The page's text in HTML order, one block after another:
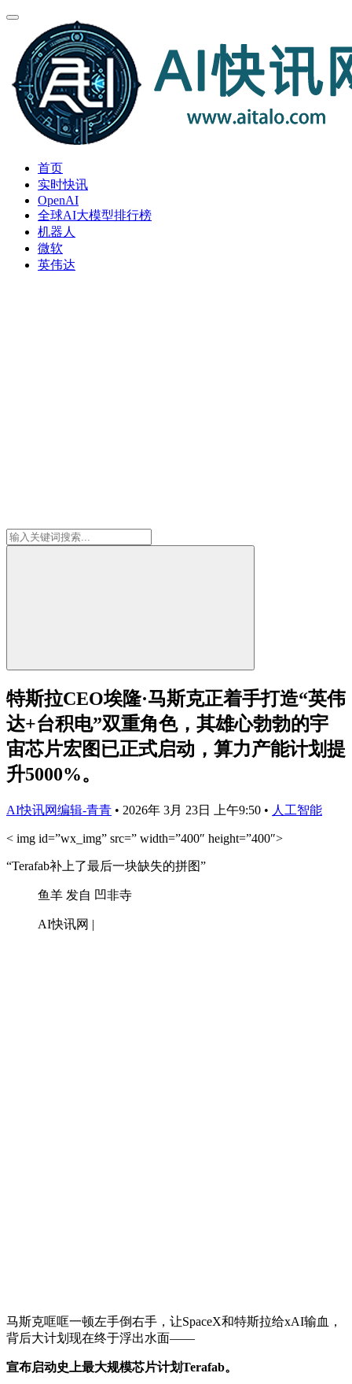
首页
实时快讯
OpenAI
全球AI大模型排行榜
机器人
微软
英伟达
特斯拉CEO埃隆·马斯克正着手打造“英伟
达+台积电”双重角色，其雄心勃勃的宇
宙芯片宏图已正式启动，算力产能计划提
升5000%。
AI快讯网编辑-青青 • 2026年 3月 23日 上午9:50 • 人工智能
< img id=”wx_img” src=” width=”400″ height=”400″>
“Terafab补上了最后一块缺失的拼图”
鱼羊 发自 凹非寺
AI快讯网 |
马斯克哐哐一顿左手倒右手，让SpaceX和特斯拉给xAI输血，
背后大计划现在终于浮出水面——
宣布启动史上最大规模芯片计划Terafab。